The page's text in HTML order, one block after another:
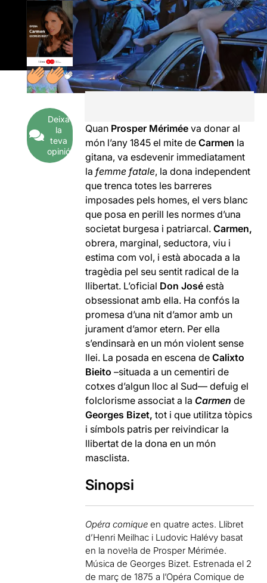
Deixa
la
teva
opinió
Quan Prosper Mérimée va donar al
món l’any 1845 el mite deCarmen la
gitana, va esdevenir immediatament
lafemme fatale, la dona independent
que trenca totes les barreres
imposades pels homes, el vers blanc
que posa en perill les normes d’una
societat burgesa i patriarcal.Carmen,
obrera, marginal, seductora, viu i
estima com vol, i està abocada a la
tragèdia pel seu sentit radical de la
llibertat. L’oficial Don José està
obsessionat amb ella. Ha confós la
promesa d’una nit d’amor amb un
jurament d’amor etern. Per ella
s’endinsarà en un món violent sense
llei. La posada en escena deCalixto
Bieito –situada a un cementiri de
cotxes d’algun lloc al Sud— defuig el
folclorisme associat a la Carmen de
Georges Bizet, tot i que utilitza tòpics
i símbols patris per reivindicar la
llibertat de la dona en un món
masclista.
Sinopsi
Opéra comique en quatre actes. Llibret
d’Henri Meilhac i Ludovic Halévy basat
en la novel·la de Prosper Mérimée.
Música de Georges Bizet. Estrenada el 2
de març de 1875 a l’Opéra Comique de